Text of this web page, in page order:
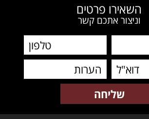
השאירו פרטים
וניצור אתכם קשר